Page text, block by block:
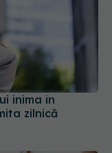
inima în
zilnică